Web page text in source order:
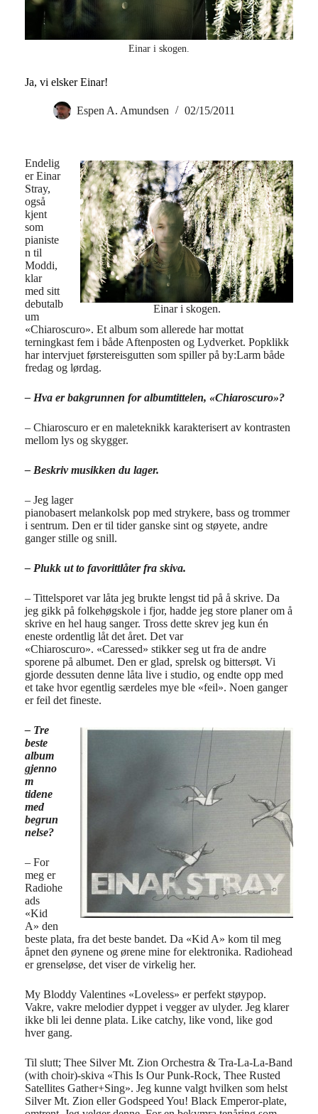
Einar i skogen.
Ja, vi elsker Einar!
Espen A. Amundsen 02/15/2011
Einar i skogen.
Endelig
er Einar
Stray,
også
kjent
som
pianiste
n til
Moddi,
klar
med sitt
debutalb
um
«Chiaroscuro». Et album som allerede har mottat
terningkast fem i både Aftenposten og Lydverket. Popklikk
har intervjuet førstereisgutten som spiller på by:Larm både
fredag og lørdag.
– Hva er bakgrunnen for albumtittelen, «Chiaroscuro»?
– Chiaroscuro er en maleteknikk karakterisert av kontrasten
mellom lys og skygger.
– Beskriv musikken du lager.
– Jeg lager
pianobasert melankolsk pop med strykere, bass og trommer
i sentrum. Den er til tider ganske sint og støyete, andre
ganger stille og snill.
– Plukk ut to favorittlåter fra skiva.
– Tittelsporet var låta jeg brukte lengst tid på å skrive. Da
jeg gikk på folkehøgskole i fjor, hadde jeg store planer om å
skrive en hel haug sanger. Tross dette skrev jeg kun én
eneste ordentlig låt det året. Det var
«Chiaroscuro». «Caressed» stikker seg ut fra de andre
sporene på albumet. Den er glad, sprelsk og bittersøt. Vi
gjorde dessuten denne låta live i studio, og endte opp med
et take hvor egentlig særdeles mye ble «feil». Noen ganger
er feil det fineste.
– Tre
beste
album
gjenno
m
tidene
med
begrun
nelse?
– For
meg er
Radiohe
ads
«Kid
A» den
beste plata, fra det beste bandet. Da «Kid A» kom til meg
åpnet den øynene og ørene mine for elektronika. Radiohead
er grenseløse, det viser de virkelig her.
My Bloddy Valentines «Loveless» er perfekt støypop.
Vakre, vakre melodier dyppet i vegger av ulyder. Jeg klarer
ikke bli lei denne plata. Like catchy, like vond, like god
hver gang.
Til slutt; Thee Silver Mt. Zion Orchestra & Tra-La-La-Band
(with choir)-skiva «This Is Our Punk-Rock, Thee Rusted
Satellites Gather+Sing». Jeg kunne valgt hvilken som helst
Silver Mt. Zion eller Godspeed You! Black Emperor-plate,